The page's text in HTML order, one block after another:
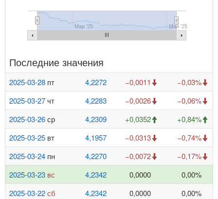
Мар '25 Май '25
Последние значения
2025-03-28 пт 4,2272 −0,0011
−0,03%
2025-03-27 чт 4,2283 −0,0026
−0,06%
2025-03-26ср 4,2309 +0,0352
+0,84%
2025-03-25 вт 4,1957 −0,0313
−0,74%
2025-03-24 пн 4,2270 −0,0072
−0,17%
2025-03-23 вс 4,2342 0,0000
0,00%
2025-03-22сб 4,2342 0,0000
0,00%